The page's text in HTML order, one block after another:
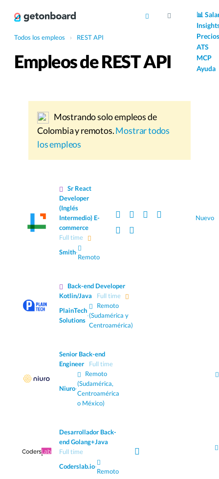
📊
Precios
ATS
MCP
Ayuda
Todos los empleos › REST API
Empleos de REST API
Mostrando solo empleos de
Colombia y remotos.Mostrar todos
los empleos
Sr React
Developer
(Inglés
Intermedio) E-
commerce
Full time
Smith·
Remoto
Nuevo
Back-end Developer
Kotlin/Java
Full time
PlainTech
Solutions
·
Remoto
(Sudamérica y
Centroamérica)
Senior Back-end
Engineer
Full time
Niuro·
Remoto
(Sudamérica,
Centroamérica
o México)
Desarrollador Back-
end Golang+Java
Full time
Coderslab.io·
Remoto